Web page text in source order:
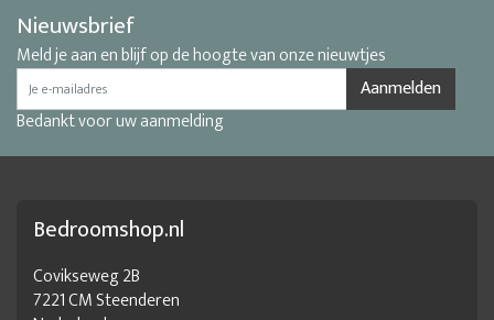
Nieuwsbrief
Meld je aan en blijf op de hoogte van onze nieuwtjes
Aanmelden
Bedankt voor uw aanmelding
Bedroomshop.nl
Covikseweg 2B
7221 CM Steenderen